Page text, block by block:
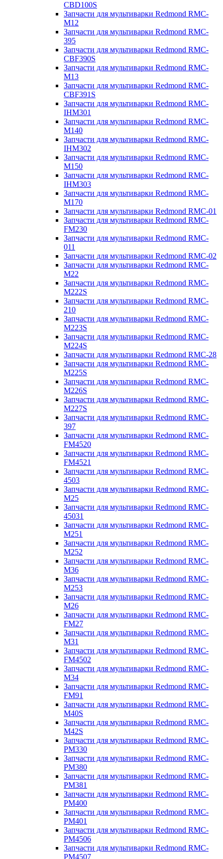
CBD100S
Запчасти для мультиварки Redmond RMC-
M12
Запчасти для мультиварки Redmond RMC-
395
Запчасти для мультиварки Redmond RMC-
CBF390S
Запчасти для мультиварки Redmond RMC-
M13
Запчасти для мультиварки Redmond RMC-
CBF391S
Запчасти для мультиварки Redmond RMC-
IHM301
Запчасти для мультиварки Redmond RMC-
M140
Запчасти для мультиварки Redmond RMC-
IHM302
Запчасти для мультиварки Redmond RMC-
M150
Запчасти для мультиварки Redmond RMC-
IHM303
Запчасти для мультиварки Redmond RMC-
M170
Запчасти для мультиварки Redmond RMC-01
Запчасти для мультиварки Redmond RMC-
FM230
Запчасти для мультиварки Redmond RMC-
011
Запчасти для мультиварки Redmond RMC-02
Запчасти для мультиварки Redmond RMC-
M22
Запчасти для мультиварки Redmond RMC-
M222S
Запчасти для мультиварки Redmond RMC-
210
Запчасти для мультиварки Redmond RMC-
M223S
Запчасти для мультиварки Redmond RMC-
M224S
Запчасти для мультиварки Redmond RMC-28
Запчасти для мультиварки Redmond RMC-
M225S
Запчасти для мультиварки Redmond RMC-
M226S
Запчасти для мультиварки Redmond RMC-
M227S
Запчасти для мультиварки Redmond RMC-
397
Запчасти для мультиварки Redmond RMC-
FM4520
Запчасти для мультиварки Redmond RMC-
FM4521
Запчасти для мультиварки Redmond RMC-
4503
Запчасти для мультиварки Redmond RMC-
M25
Запчасти для мультиварки Redmond RMC-
45031
Запчасти для мультиварки Redmond RMC-
M251
Запчасти для мультиварки Redmond RMC-
M252
Запчасти для мультиварки Redmond RMC-
M36
Запчасти для мультиварки Redmond RMC-
M253
Запчасти для мультиварки Redmond RMC-
M26
Запчасти для мультиварки Redmond RMC-
FM27
Запчасти для мультиварки Redmond RMC-
M31
Запчасти для мультиварки Redmond RMC-
FM4502
Запчасти для мультиварки Redmond RMC-
M34
Запчасти для мультиварки Redmond RMC-
FM91
Запчасти для мультиварки Redmond RMC-
M40S
Запчасти для мультиварки Redmond RMC-
M42S
Запчасти для мультиварки Redmond RMC-
PM330
Запчасти для мультиварки Redmond RMC-
PM380
Запчасти для мультиварки Redmond RMC-
PM381
Запчасти для мультиварки Redmond RMC-
PM400
Запчасти для мультиварки Redmond RMC-
PM401
Запчасти для мультиварки Redmond RMC-
PM4506
Запчасти для мультиварки Redmond RMC-
PM4507